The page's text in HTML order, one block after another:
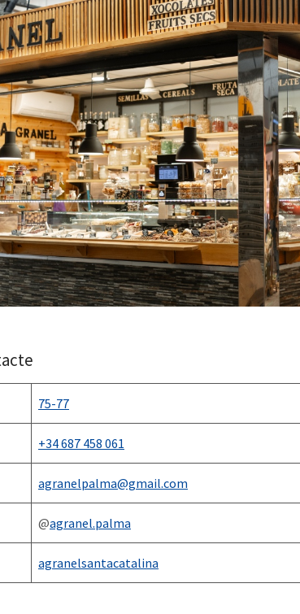
75-77
+34 687 458 061
agranelpalma@gmail.com
@agranel.palma
agranelsantacatalina